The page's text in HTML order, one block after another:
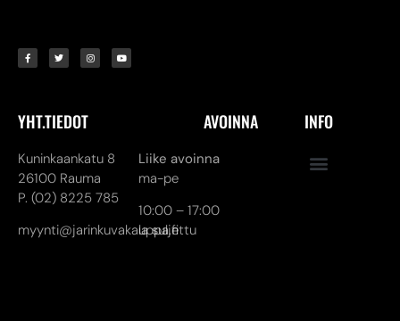
YHT.TIEDOT
Kuninkaankatu 8
26100 Rauma
P. (02) 8225 785
myynti@jarinkuvakauppa.fi
AVOINNA
Liike avoinna
ma-pe
10:00 – 17:00
la suljettu
INFO